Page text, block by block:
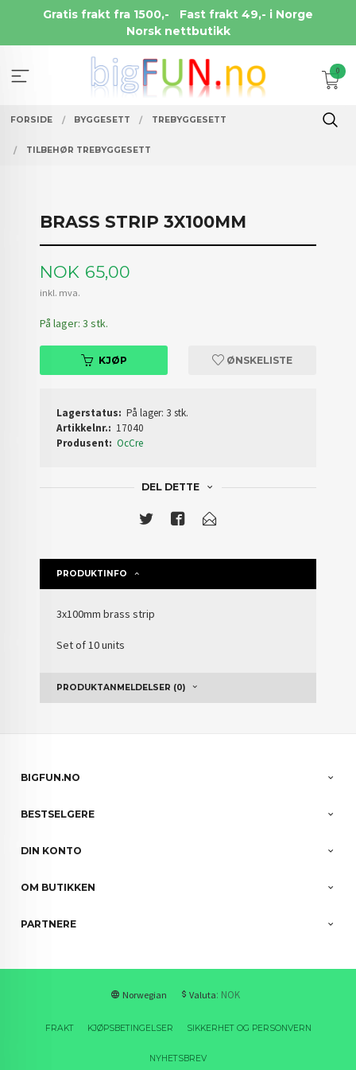
Gratis frakt fra 1500,-
Fast frakt 49,- i Norge
Norsk nettbutikk
0
FORSIDE BYGGESETT TREBYGGESETT
TILBEHØR TREBYGGESETT
BRASS STRIP 3X100MM
Pris
NOK 65,00
inkl. mva.
På lager: 3 stk.
KJØP ØNSKELISTE
Lagerstatus: På lager: 3 stk.
Artikkelnr.: 17040
Produsent: OcCre
DEL DETTE
PRODUKTINFO
3x100mm brass strip
Set of 10 units
PRODUKTANMELDELSER (0)
BIGFUN.NO
BESTSELGERE
DIN KONTO
OM BUTIKKEN
PARTNERE
Norwegian Valuta: NOK
FRAKT KJØPSBETINGELSER SIKKERHET OG PERSONVERN
NYHETSBREV